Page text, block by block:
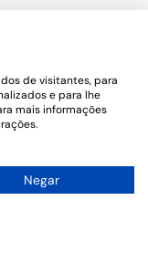
de visitantes, para
e para lhe
mais informações
Negar